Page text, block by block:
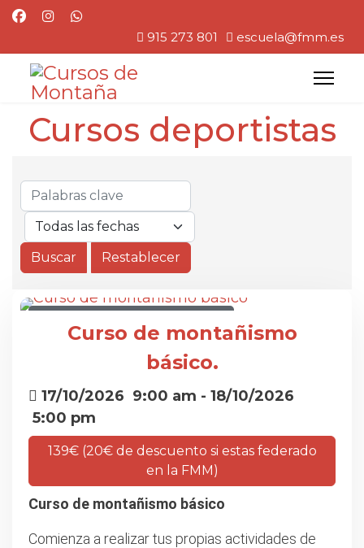
915 273 801 escuela@fmm.es
Cursos deportistas
Curso de montañismo
básico.
17/10/2026 9:00 am - 18/10/2026
5:00 pm
139€ (20€ de descuento si estas federado
en la FMM)
Curso de montañismo básico
Comienza a realizar tus propias actividades de